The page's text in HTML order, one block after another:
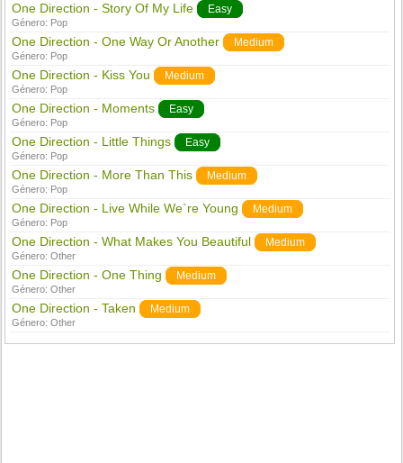
One Direction - Story Of My Life Easy
Género: Pop
One Direction - One Way Or Another Medium
Género: Pop
One Direction - Kiss You Medium
Género: Pop
One Direction - Moments Easy
Género: Pop
One Direction - Little Things Easy
Género: Pop
One Direction - More Than This Medium
Género: Pop
One Direction - Live While We`re Young Medium
Género: Pop
One Direction - What Makes You Beautiful Medium
Género:Other
One Direction - One Thing Medium
Género:Other
One Direction - Taken Medium
Género:Other